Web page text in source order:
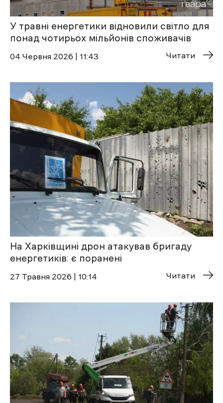
У травні енергетики відновили світло для
понад чотирьох мільйонів споживачів
04 Червня 2026 | 11:43 Читати
На Харківщині дрон атакував бригаду
енергетиків: є поранені
27 Травня 2026 | 10:14 Читати